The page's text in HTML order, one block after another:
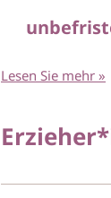
Lesen Sie mehr »